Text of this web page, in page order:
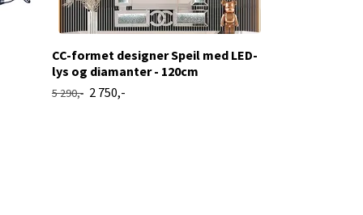
CC-formet designer Speil med LED-
lys og diamanter - 120cm
5 290,- 2 750,-